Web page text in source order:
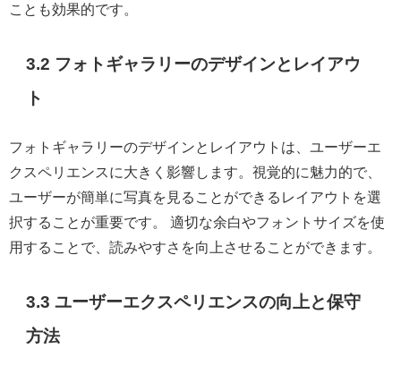
ことも効果的です。
3.2 フォトギャラリーのデザインとレイアウ
ト
フォトギャラリーのデザインとレイアウトは、ユーザーエ
クスペリエンスに大きく影響します。視覚的に魅力的で、
ユーザーが簡単に写真を見ることができるレイアウトを選
択することが重要です。 適切な余白やフォントサイズを使
用することで、読みやすさを向上させることができます。
3.3 ユーザーエクスペリエンスの向上と保守
方法